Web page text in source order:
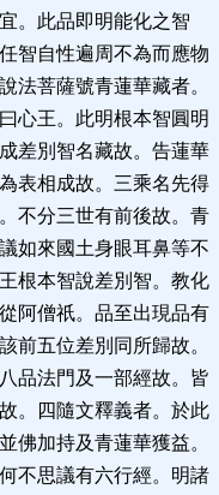
。此品即明能化之智
智自性遍周不為而應物
法菩薩號青蓮華藏者。
心王。此明根本智圓明
差別智名藏故。告蓮華
表相成故。三乘名先得
不分三世有前後故。青
如來國土身眼耳鼻等不
根本智說差別智。教化
阿僧祇。品至出現品有
前五位差別同所歸故。
品法門及一部經故。皆
。四隨文釋義者。於此
佛加持及青蓮華獲益。
不思議有六行經。明諸